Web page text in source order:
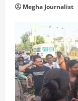
Megha Journalist